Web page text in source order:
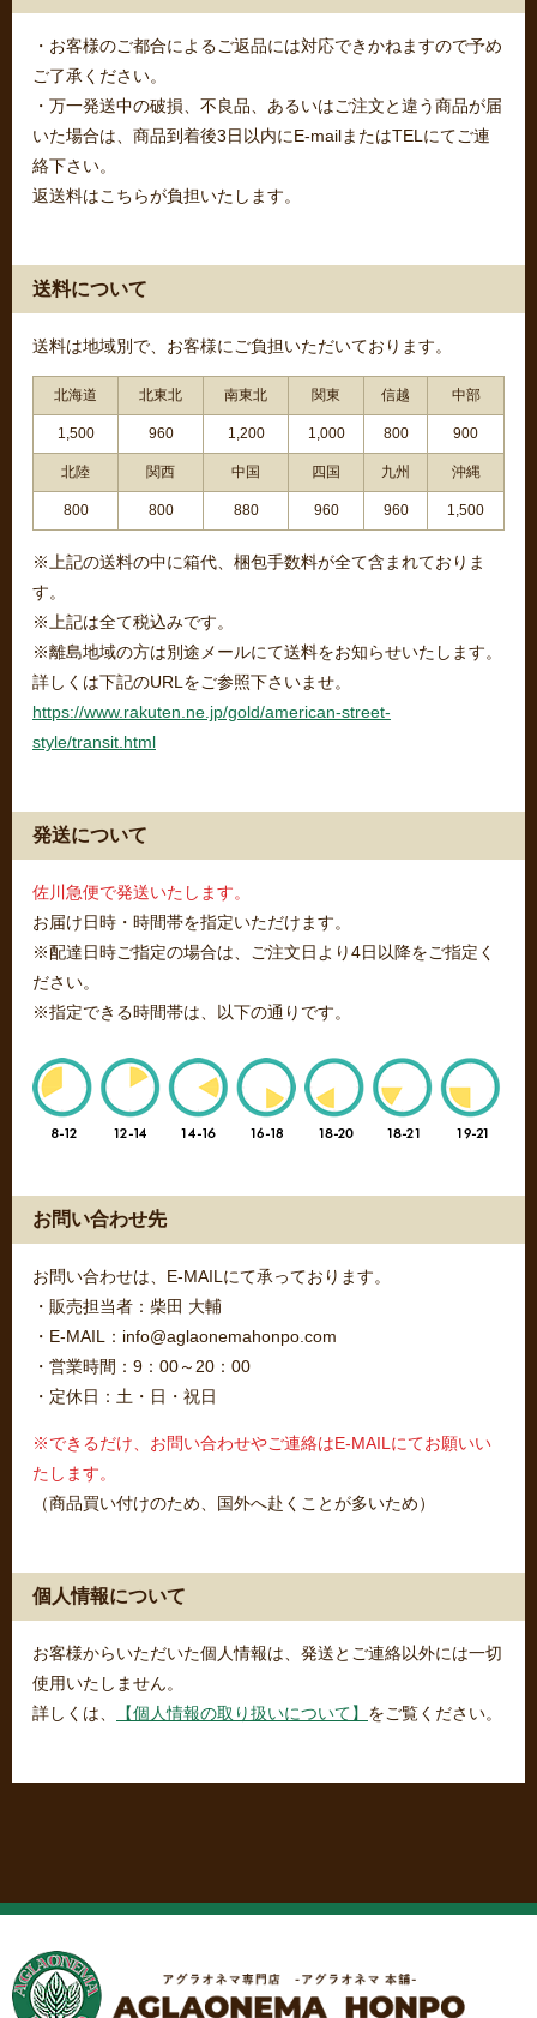
・お客様のご都合によるご返品には対応できかねますので予め
ご了承ください。
・万一発送中の破損、不良品、あるいはご注文と違う商品が届
いた場合は、商品到着後3日以内にE-mailまたはTELにてご連
絡下さい。
返送料はこちらが負担いたします。
送料について
送料は地域別で、お客様にご負担いただいております。
北海道 北東北 南東北 関東 信越 中部
1,500 960 1,200 1,000 800 900
北陸 関西 中国 四国 九州 沖縄
800 800 880 960 960 1,500
※上記の送料の中に箱代、梱包手数料が全て含まれておりま
す。
※上記は全て税込みです。
※離島地域の方は別途メールにて送料をお知らせいたします。
詳しくは下記のURLをご参照下さいませ。
https://www.rakuten.ne.jp/gold/american-street-
style/transit.html
発送について
佐川急便で発送いたします。
お届け日時・時間帯を指定いただけます。
※配達日時ご指定の場合は、ご注文日より4日以降をご指定く
ださい。
※指定できる時間帯は、以下の通りです。
お問い合わせ先
お問い合わせは、E-MAILにて承っております。
・販売担当者：柴田 大輔
・E-MAIL：info@aglaonemahonpo.com
・営業時間：9：00～20：00
・定休日：土・日・祝日
※できるだけ、お問い合わせやご連絡はE-MAILにてお願いい
たします。
（商品買い付けのため、国外へ赴くことが多いため）
個人情報について
お客様からいただいた個人情報は、発送とご連絡以外には一切
使用いたしません。
詳しくは、
【個人情報の取り扱いについて】 をご覧ください。